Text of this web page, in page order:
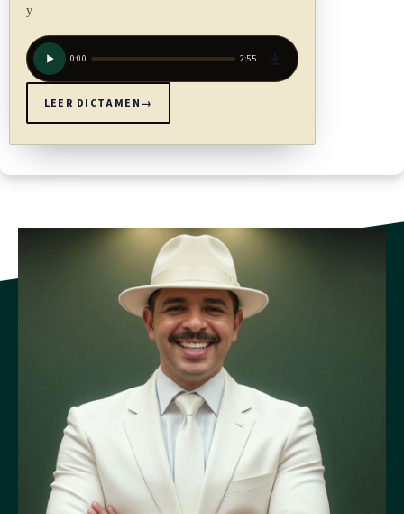
y…
0:00 2:55
LEER DICTAMEN→